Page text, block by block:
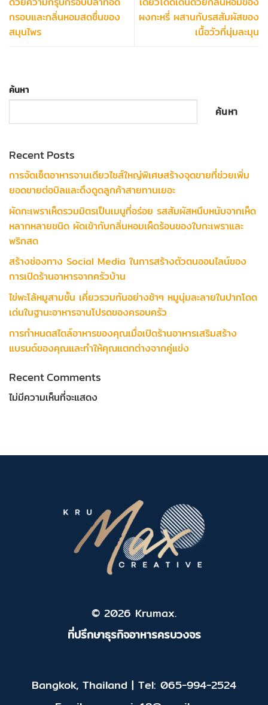
กรอบและกลิ่นหอมสดชื่นของ
สมุนไพร
ผงกะหรี่ ผสานกับรสสัมผัสของ
เนื้อวัวที่นุ่มละมุน
ค้นหา
ค้นหา
Recent Posts
การจัดเซ็ตอาหารจานเดียวไซส์ใหญ่พิเศษสร้างจุดขายที่ช่วยเพิ่ม
ยอดขายต่อบิลและดึงดูดลูกค้าสายทานเยอะ
ผัดกะเพราเห็ดรวมมิตรเป็นเมนูที่อร่อย รสสัมผัสหนึบหนับจากเห็ด
หลากหลายชนิด ผัดเข้ากับกลิ่นหอมเผ็ดร้อนของใบกะเพราและ
พริกสด
สร้างช่องทาง Social Media ในการสร้างตัวตนออนไลน์ของ
การเปิดร้านอาหารจากครัวบ้าน
ไข่พะโล้หมูสามชั้น เคี่ยวรวมกันอย่างช้าๆ หมูนุ่มละลายในปากโดด
เด่นในฐานะอาหารจานโปรดของครอบครัว
การกำหนดสไตล์อาหารของคุณเมื่อเปิดร้านอาหารเสริมสร้าง
แบรนด์ของคุณและทำให้คุณแตกต่างจากคู่แข่ง
Recent Comments
ไม่มีความเห็นที่จะแสดง
© 2026 Krumax.
ที่ปรึกษาธุรกิจอาหารครบวงจร
Bangkok, Thailand | Tel: 065-994-2524